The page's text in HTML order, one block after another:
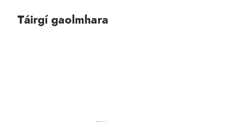
Táirgí gaolmhara